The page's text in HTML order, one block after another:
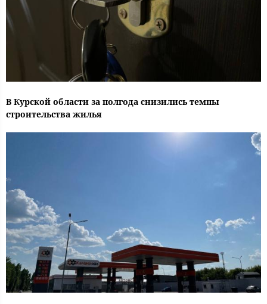
В Курской области за полгода снизились темпы
строительства жилья